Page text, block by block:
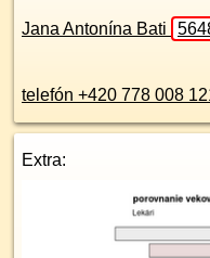
Jana Antonína Bati
telefón +420 778 008
Extra: